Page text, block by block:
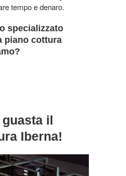
tempo e denaro.
specializzato
piano cottura
il
Iberna!